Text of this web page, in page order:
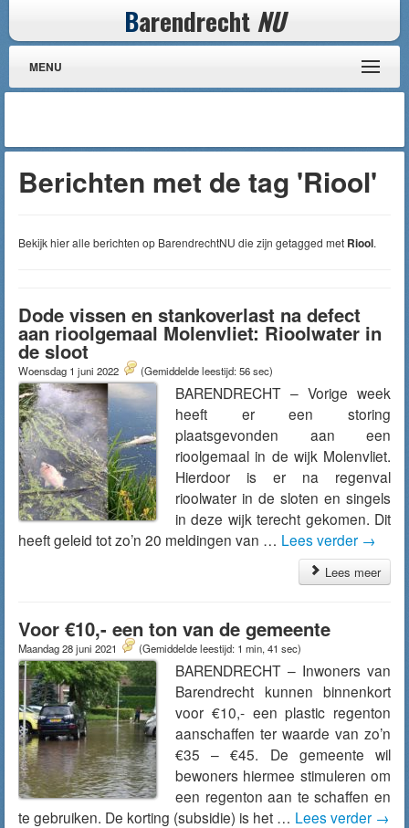
Barendrecht NU
MENU
Berichten met de tag 'Riool'
Bekijk hier alle berichten op BarendrechtNU die zijn getagged met Riool.
Dode vissen en stankoverlast na defect
aan rioolgemaal Molenvliet: Rioolwater in
de sloot
Woensdag 1 juni 2022 (Gemiddelde leestijd: 56 sec)
BARENDRECHT – Vorige week
heeft er een storing
plaatsgevonden aan een
rioolgemaal in de wijk Molenvliet.
Hierdoor is er na regenval
rioolwater in de sloten en singels
in deze wijk terecht gekomen. Dit
heeft geleid tot zo’n 20 meldingen van … Lees verder →
Lees meer
Voor €10,- een ton van de gemeente
Maandag 28 juni 2021 (Gemiddelde leestijd: 1 min, 41 sec)
BARENDRECHT – Inwoners van
Barendrecht kunnen binnenkort
voor €10,- een plastic regenton
aanschaffen ter waarde van zo’n
€35 – €45. De gemeente wil
bewoners hiermee stimuleren om
een regenton aan te schaffen en
te gebruiken. De korting (subsidie) is het … Lees verder →